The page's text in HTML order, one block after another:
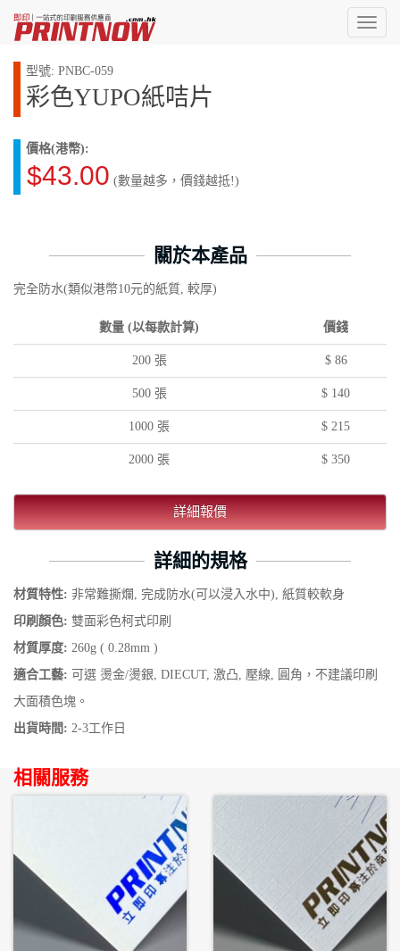
Toggle
型號: PNBC-059
彩色YUPO紙咭片
價格(港幣):
$43.00 (數量越多，價錢越抵!)
關於本產品
完全防水(類似港幣10元的紙質, 較厚)
數量 (以每款計算) 價錢
200 張 $ 86
500 張 $ 140
1000 張 $ 215
2000 張 $ 350
詳細報價
詳細的規格
材質特性: 非常難撕爛, 完成防水(可以浸入水中), 紙質較軟身
印刷顏色: 雙面彩色柯式印刷
材質厚度: 260g ( 0.28mm )
適合工藝: 可選 燙金/燙銀, DIECUT, 激凸, 壓線, 圓角，不建議印刷
大面積色塊。
出貨時間: 2-3工作日
相關服務